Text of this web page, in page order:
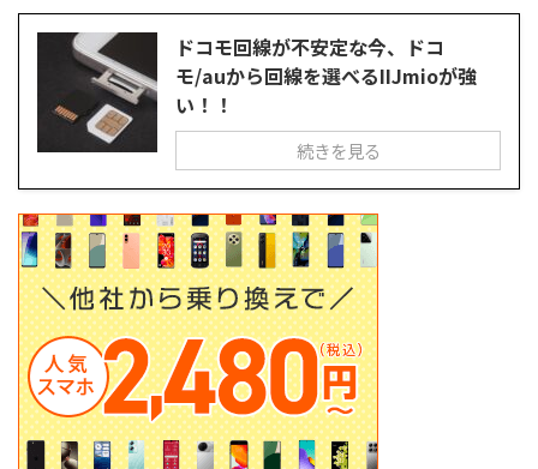
ドコモ回線が不安定な今、ドコ
モ/auから回線を選べるIIJmioが強
い！！
続きを見る